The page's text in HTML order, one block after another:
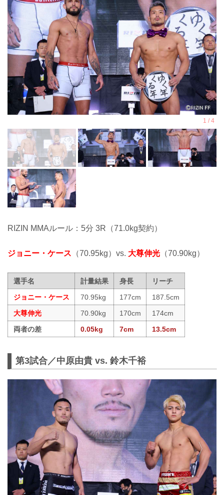
RIZIN MMAルール：5分 3R（71.0kg契約）
ジョニー・ケース （70.95kg）vs. 大尊伸光 （70.90kg）
選手名 計量結果 身長
リーチ
ジョニー・ケース
70.95kg 177cm
187.5cm
大尊伸光
70.90kg 170cm
174cm
両者の差
0.05kg 7cm 13.5cm
第3試合／中原由貴 vs. 鈴木千裕